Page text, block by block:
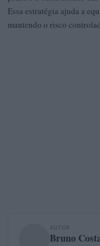
Essa estratégia ajuda a
mantendo o risco
AUTOR
Bruno